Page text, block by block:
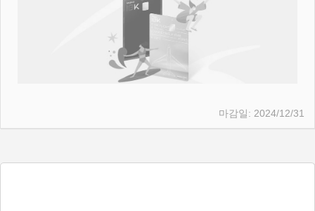
2024/12/31